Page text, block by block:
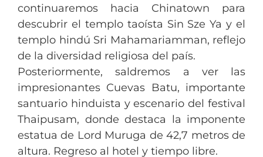
continuaremos hacia Chinatown para
descubrir el templo taoísta Sin Sze Ya y el
templo hindú Sri Mahamariamman, reflejo
de la diversidad religiosa del país.
Posteriormente, saldremos a ver las
impresionantes Cuevas Batu, importante
santuario hinduista y escenario del festival
Thaipusam, donde destaca la imponente
estatua de Lord Muruga de 42,7 metros de
altura. Regreso al hotel y tiempo libre.